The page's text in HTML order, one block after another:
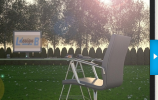
modélisation modélisation 3d 3d 3d 3d 3d 3d
autocad autocad autocad autocad 3dsmax
3dsmax rendu rendu rendu rendu rendu rendu
belgique belgique liège liège liège liège liège liège
laurent laurent laudrent laurent laurent laurent
barsy